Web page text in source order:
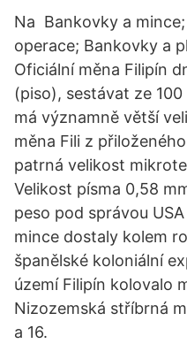
Na Bankovky a
operace; Bankovky a
Oficiální měna Filipín
(piso), sestávat ze
má významně větší
měna Fili z
patrná velikost
Velikost písma 0,58
peso pod správou
mince dostaly kolem
španělské koloniální
území Filipín kolovalo
Nizozemská stříbrná
a 16.